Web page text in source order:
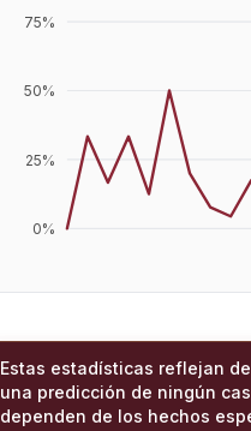
0%
25%
50%
75%
Estas estadísticas reflejan
una predicción de ningún
dependen de los hechos